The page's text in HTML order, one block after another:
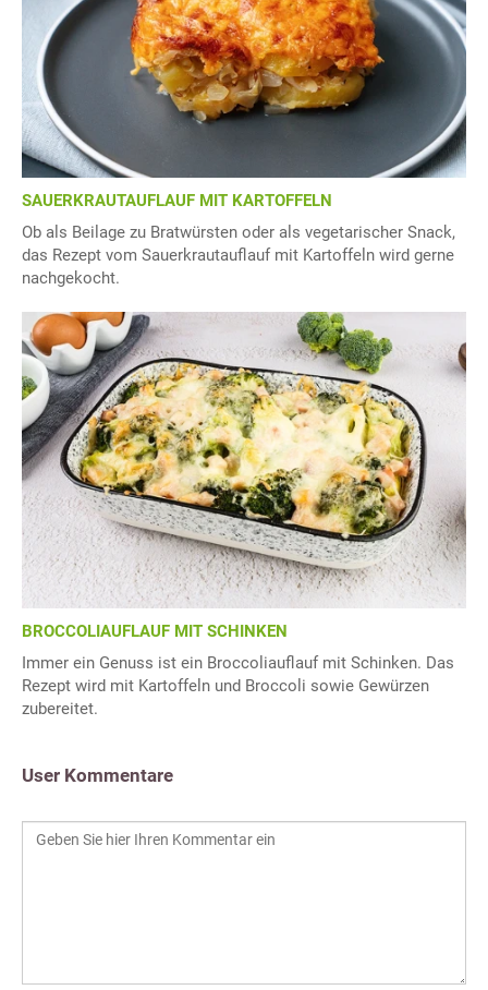
SAUERKRAUTAUFLAUF MIT KARTOFFELN
Ob als Beilage zu Bratwürsten oder als vegetarischer Snack,
das Rezept vom Sauerkrautauflauf mit Kartoffeln wird gerne
nachgekocht.
BROCCOLIAUFLAUF MIT SCHINKEN
Immer ein Genuss ist ein Broccoliauflauf mit Schinken. Das
Rezept wird mit Kartoffeln und Broccoli sowie Gewürzen
zubereitet.
User Kommentare